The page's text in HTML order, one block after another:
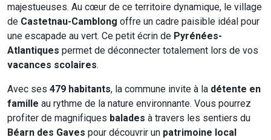
majestueuses. Au cœur de ce territoire dynamique, le village
de Castetnau-Camblong offre un cadre paisible idéal pour
une escapade au vert. Ce petit écrin de Pyrénées-
Atlantiques permet de déconnecter totalement lors de vos
vacances scolaires.
Avec ses 479 habitants, la commune invite à la détente en
famille au rythme de la nature environnante. Vous pourrez
profiter de magnifiques balades à travers les sentiers du
Béarn des Gaves pour découvrir un patrimoine local